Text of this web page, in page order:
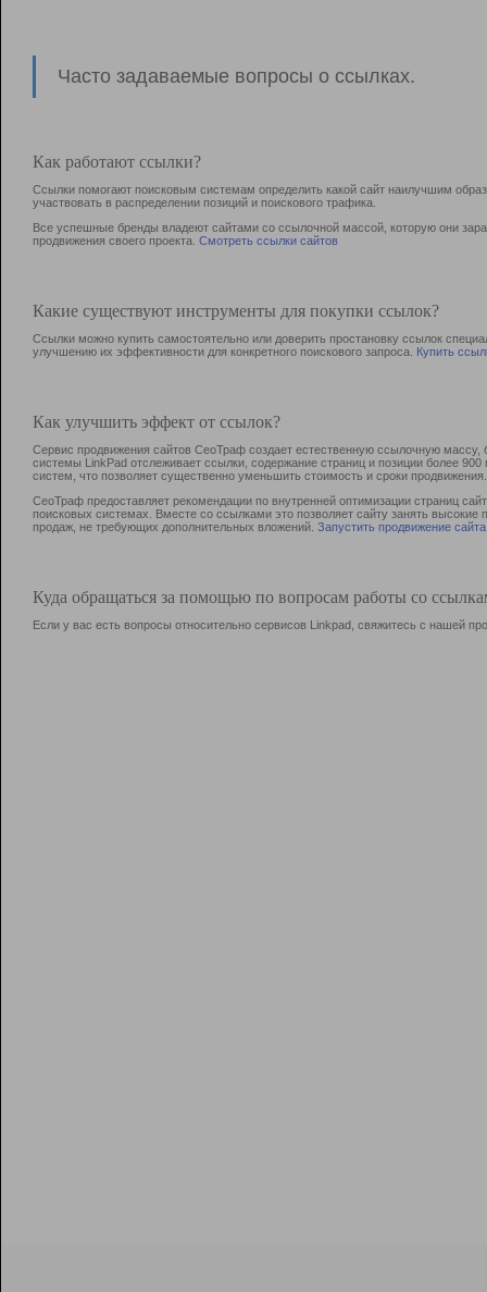
Часто задаваемые вопросы о ссылках.
Как работают ссылки?
Ссылки помогают поисковым системам определить какой сайт наилучшим
участвовать в раcпределении позиций и поискового трафика.
Все успешные бренды владеют сайтами со ссылочной массой, которую они
продвижения своего проекта. Смотреть ссылки сайтов
Какие существуют инструменты для покупки ссылок?
Ссылки можно купить самостоятельно или доверить простановку ссылок
улучшению их эффективности для конкретного поискового запроса. Купить
Как улучшить эффект от ссылок?
Сервис продвижения сайтов СеоТраф создает естественную ссылочную
системы LinkPad отслеживает ссылки, содержание страниц и позиции более
систем, что позволяет существенно уменьшить стоимость и сроки продвижения.
СеоТраф предоставляет рекомендации по внутренней оптимизации страниц
поисковых системах. Вместе со ссылками это позволяет сайту занять
продаж, не требующих дополнительных вложений. Запустить продвижение сайта
Куда обращаться за помощью по вопросам работы со
Если у вас есть вопросы относительно сервисов Linkpad, свяжитесь с нашей